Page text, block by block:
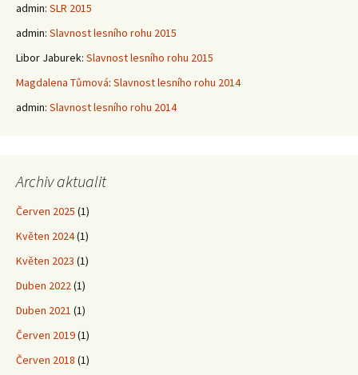
admin: SLR 2015
admin: Slavnost lesního rohu 2015
Libor Jaburek: Slavnost lesního rohu 2015
Magdalena Tůmová: Slavnost lesního rohu 2014
admin: Slavnost lesního rohu 2014
Archiv aktualit
Červen 2025 (1)
Květen 2024(1)
Květen 2023 (1)
Duben 2022(1)
Duben 2021 (1)
Červen 2019(1)
Červen 2018 (1)